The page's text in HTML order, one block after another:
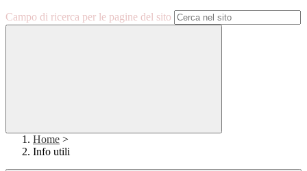
Campo di ricerca per le pagine del sito
Home >
Info utili